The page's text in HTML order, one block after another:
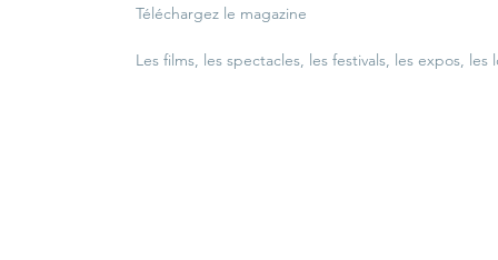
Téléchargez le magazine
Les films, les spectacles, les festivals, les expos,